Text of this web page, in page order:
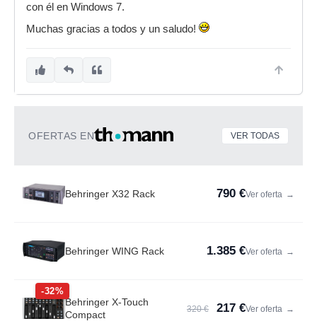
con él en Windows 7.
Muchas gracias a todos y un saludo!
OFERTAS EN VER TODAS
Behringer X32 Rack 790 €Ver oferta →
Behringer WING Rack 1.385 €Ver oferta →
-32%
Behringer X-Touch
Compact
320 € 217 €Ver oferta →